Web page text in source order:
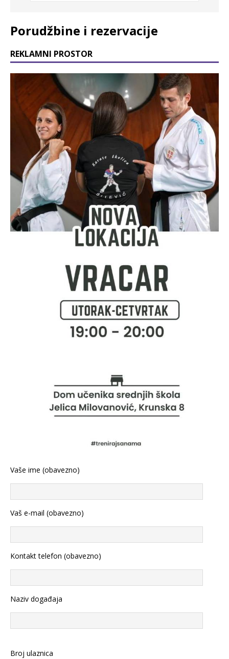
Porudžbine i rezervacije
REKLAMNI PROSTOR
Vaše ime (obavezno)
Vaš e-mail (obavezno)
Kontakt telefon (obavezno)
Naziv događaja
Broj ulaznica